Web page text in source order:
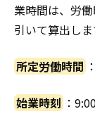
業時間は、労
引いて算出しま
所定労働時間
始業時刻 ：